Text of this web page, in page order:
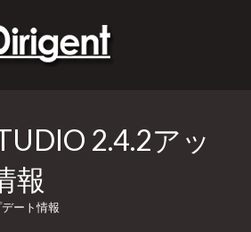
2.4.2アッ
報
ート情報